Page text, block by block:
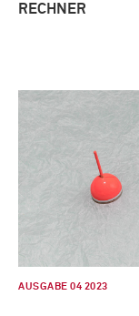
RECHNER
AUSGABE 04 2023